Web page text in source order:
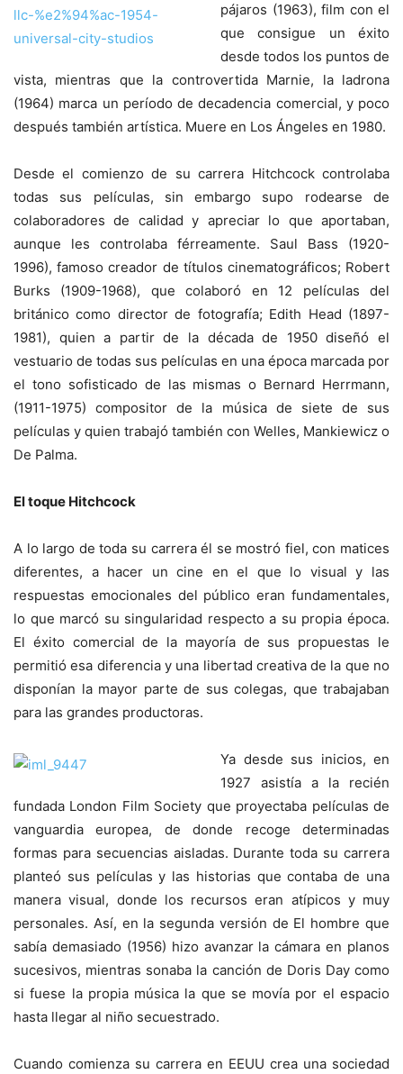
pájaros (1963), film con el
que consigue un éxito
desde todos los puntos de
vista, mientras que la controvertida Marnie, la ladrona
(1964) marca un período de decadencia comercial, y poco
después también artística. Muere en Los Ángeles en 1980.
Desde el comienzo de su carrera Hitchcock controlaba
todas sus películas, sin embargo supo rodearse de
colaboradores de calidad y apreciar lo que aportaban,
aunque les controlaba férreamente. Saul Bass (1920-
1996), famoso creador de títulos cinematográficos; Robert
Burks (1909-1968), que colaboró en 12 películas del
británico como director de fotografía; Edith Head (1897-
1981), quien a partir de la década de 1950 diseñó el
vestuario de todas sus películas en una época marcada por
el tono sofisticado de las mismas o Bernard Herrmann,
(1911-1975) compositor de la música de siete de sus
películas y quien trabajó también con Welles, Mankiewicz o
De Palma.
El toque Hitchcock
A lo largo de toda su carrera él se mostró fiel, con matices
diferentes, a hacer un cine en el que lo visual y las
respuestas emocionales del público eran fundamentales,
lo que marcó su singularidad respecto a su propia época.
El éxito comercial de la mayoría de sus propuestas le
permitió esa diferencia y una libertad creativa de la que no
disponían la mayor parte de sus colegas, que trabajaban
para las grandes productoras.
Ya desde sus inicios, en
1927 asistía a la recién
fundada London Film Society que proyectaba películas de
vanguardia europea, de donde recoge determinadas
formas para secuencias aisladas. Durante toda su carrera
planteó sus películas y las historias que contaba de una
manera visual, donde los recursos eran atípicos y muy
personales. Así, en la segunda versión de El hombre que
sabía demasiado (1956) hizo avanzar la cámara en planos
sucesivos, mientras sonaba la canción de Doris Day como
si fuese la propia música la que se movía por el espacio
hasta llegar al niño secuestrado.
Cuando comienza su carrera en EEUU crea una sociedad